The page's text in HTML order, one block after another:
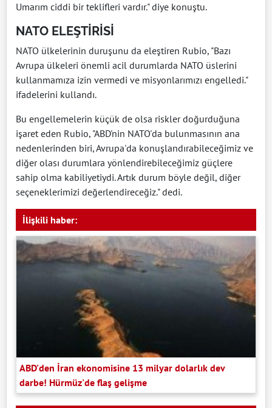
Umarım ciddi bir teklifleri vardır." diye konuştu.
NATO ELEŞTİRİSİ
NATO ülkelerinin duruşunu da eleştiren Rubio, "Bazı
Avrupa ülkeleri önemli acil durumlarda NATO üslerini
kullanmamıza izin vermedi ve misyonlarımızı engelledi."
ifadelerini kullandı.
Bu engellemelerin küçük de olsa riskler doğurduğuna
işaret eden Rubio, "ABD'nin NATO'da bulunmasının ana
nedenlerinden biri, Avrupa'da konuşlandırabileceğimiz ve
diğer olası durumlara yönlendirebileceğimiz güçlere
sahip olma kabiliyetiydi. Artık durum böyle değil, diğer
seçeneklerimizi değerlendireceğiz." dedi.
İlişkili haber:
ABD'den İran ekonomisine 13 milyar dolarlık dev
darbe! Hürmüz'de flaş gelişme